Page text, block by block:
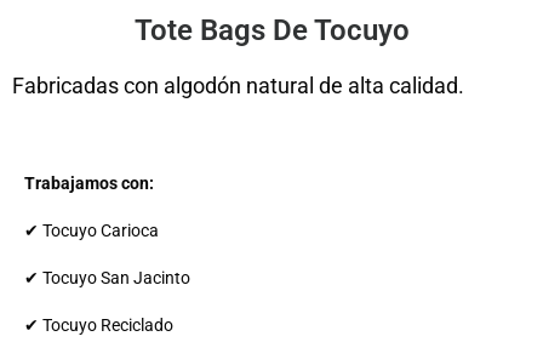
Tote Bags De Tocuyo
Fabricadas con algodón natural de alta calidad.
Trabajamos con:
✔ Tocuyo Carioca
✔ Tocuyo San Jacinto
✔ Tocuyo Reciclado